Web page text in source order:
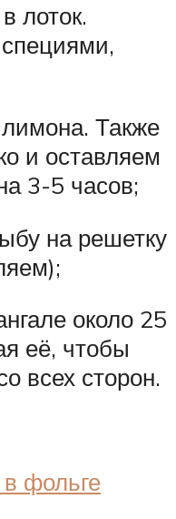
лоток.
Также
и оставляем
3-5 часов;
на решетку
около 25
её, чтобы
всех сторон.
фольге